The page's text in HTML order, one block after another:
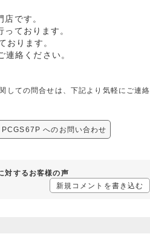
です。
ております。
おります。
絡ください。
ての問合せは、下記より気軽にご連絡
へのお問い合わせ
対するお客様の声
新規コメントを書き込む